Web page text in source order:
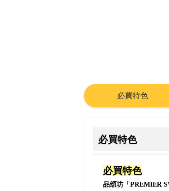
必買特色
必買特色
必買特色
品頌坊「PREMIER